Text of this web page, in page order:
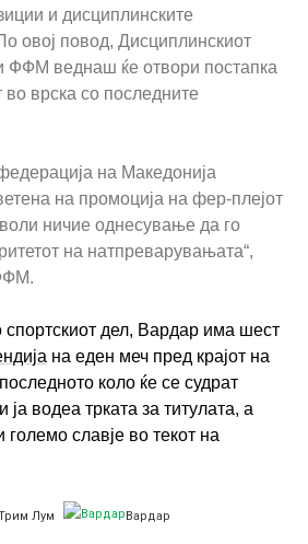
и дисциплинските
овој повод, Дисциплинскиот
ФФМ веднаш ќе отвори постапка
во врска со последните
на Македонија
на промоција на фер-плејот
ничие однесување да го
на натпреварувањата“,
дел, Вардар има шест
на еден меч пред крајот на
коло ќе се судрат
ја водеа трката за титулата, а
големо славје во текот на
Лум Вардар